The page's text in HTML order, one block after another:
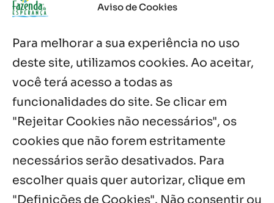
Aviso de Cookies
Para melhorar a sua experiência no uso
deste site, utilizamos cookies. Ao aceitar,
você terá acesso a todas as
funcionalidades do site. Se clicar em
"Rejeitar Cookies não necessários", os
cookies que não forem estritamente
necessários serão desativados. Para
escolher quais quer autorizar, clique em
"Definições de Cookies". Não consentir ou
Cristóvão
Palavra Diária (05/08/2026)
5 ago, 2026
Palavra Diária (04/08/2026)
Notícias por Categoria